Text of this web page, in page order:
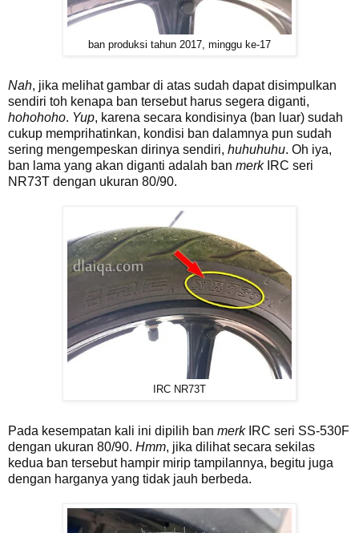
ban produksi tahun 2017, minggu ke-17
Nah, jika melihat gambar di atas sudah dapat disimpulkan
sendiri toh kenapa ban tersebut harus segera diganti,
hohohoho. Yup, karena secara kondisinya (ban luar) sudah
cukup memprihatinkan, kondisi ban dalamnya pun sudah
sering mengempeskan dirinya sendiri, huhuhuhu. Oh iya,
ban lama yang akan diganti adalah ban merkIRC seri
NR73T dengan ukuran 80/90.
IRC NR73T
Pada kesempatan kali ini dipilih ban merkIRC seri SS-530F
dengan ukuran 80/90. Hmm, jika dilihat secara sekilas
kedua ban tersebut hampir mirip tampilannya, begitu juga
dengan harganya yang tidak jauh berbeda.